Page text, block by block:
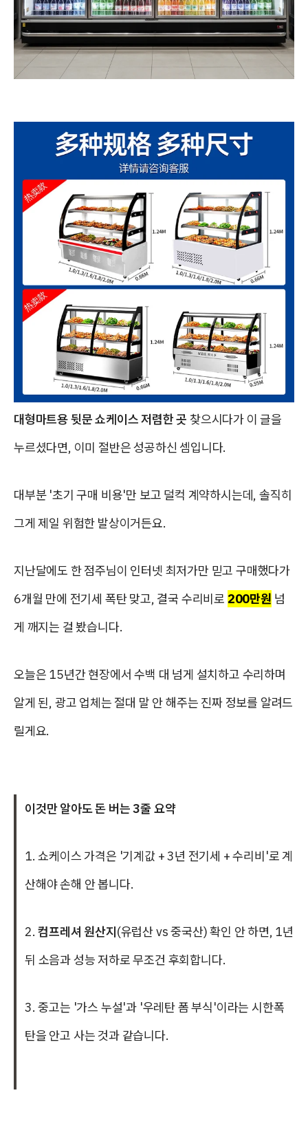
대형마트용 뒷문 쇼케이스 저렴한 곳 찾으시다가 이 글을
누르셨다면, 이미 절반은 성공하신 셈입니다.
대부분 '초기 구매 비용'만 보고 덜컥 계약하시는데, 솔직히
그게 제일 위험한 발상이거든요.
지난달에도 한 점주님이 인터넷 최저가만 믿고 구매했다가
6개월 만에 전기세 폭탄 맞고, 결국 수리비로 200만원 넘
게 깨지는 걸 봤습니다.
오늘은 15년간 현장에서 수백 대 넘게 설치하고 수리하며
알게 된, 광고 업체는 절대 말 안 해주는 진짜 정보를 알려드
릴게요.
이것만 알아도 돈 버는 3줄 요약
1. 쇼케이스 가격은 '기계값 + 3년 전기세 + 수리비'로 계
산해야 손해 안 봅니다.
2.컴프레셔 원산지(유럽산 vs 중국산) 확인 안 하면, 1년
뒤 소음과 성능 저하로 무조건 후회합니다.
3. 중고는 '가스 누설'과 '우레탄 폼 부식'이라는 시한폭
탄을 안고 사는 것과 같습니다.